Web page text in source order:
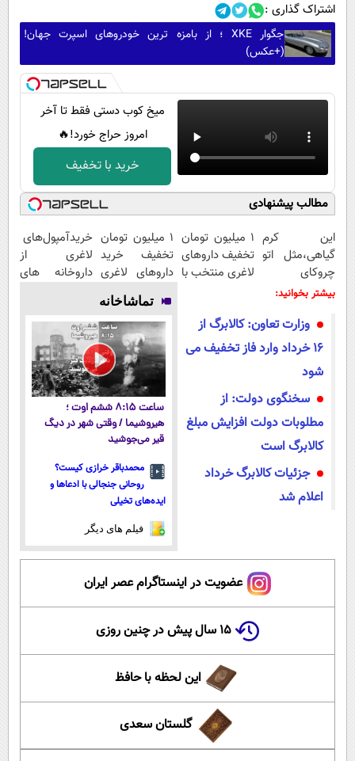
اشتراک گذاری :
جگوار XKE ؛ از بامزه ترین خودروهای اسپرت جهان!
(+عکس)
میخ کوب دستی فقط تا آخر
امروز حراج خورد!🔥
خرید با تخفیف
مطالب پیشنهادی
این کرم
گیاهی،مثل اتو
چروکای
پوستتوصاف
۱ میلیون تومان
تخفیف داروهای
لاغری منتخب با
نزدیکت
1 میلیون تومان
تخفیف خرید
داروهای لاغری
با ارسال از
داروخانه و پک
یخ!
خریدآمپول‌های
لاغری از
داروخانه های
پک یخ!
بیشتر بخوانید:
وزارت تعاون: کالابرگ از
۱۶ خرداد وارد فاز تخفیف می
شود
سخنگوی دولت: از
مطلوبات دولت افزایش مبلغ
کالابرگ است
جزئیات کالابرگ خرداد
اعلام شد
تماشاخانه
ساعت ۸:۱۵ ششم اوت ؛
هیروشیما / وقتی شهر در دیگ
قیر می‌جوشید
محمدباقر خرازی کیست؟
روحانی جنجالی با ادعاها و
ایده‌های تخیلی
فیلم های دیگر
عضویت در اینستاگرام عصر ایران
۱۵ سال پیش در چنین روزی
این لحظه با حافظ
گلستان سعدی